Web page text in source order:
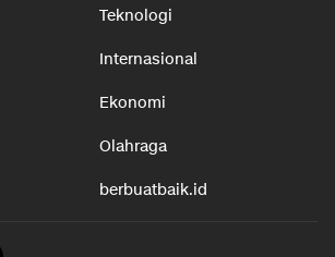
Teknologi
Internasional
Ekonomi
Olahraga
berbuatbaik.id